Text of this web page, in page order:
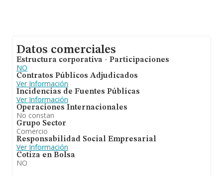
Datos comerciales
Estructura corporativa - Participaciones
NO
Contratos Públicos Adjudicados
Ver Información
Incidencias de Fuentes Públicas
Ver Información
Operaciones Internacionales
No constan
Grupo Sector
Comercio
Responsabilidad Social Empresarial
Ver Información
Cotiza en Bolsa
NO